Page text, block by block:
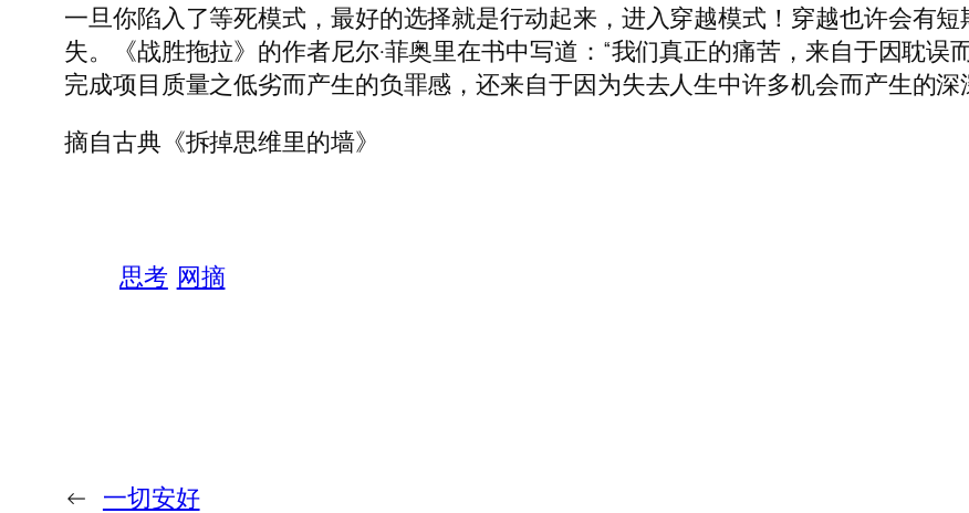
一旦你陷入了等死模式，最好的选择就是行动起来，进入穿越模式！穿越也许会有
失。《战胜拖拉》的作者尼尔·菲奥里在书中写道：“我们真正的痛苦，来自于因耽
完成项目质量之低劣而产生的负罪感，还来自于因为失去人生中许多机会而产生的深
摘自古典《拆掉思维里的墙》
思考 网摘
← 一切安好